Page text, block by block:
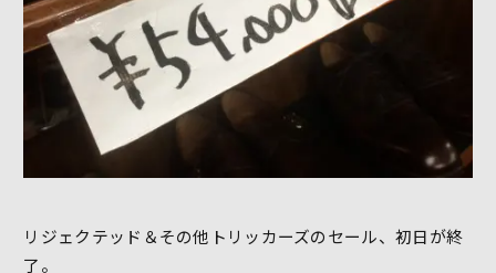
リジェクテッド＆その他トリッカーズのセール、初日が終
了。